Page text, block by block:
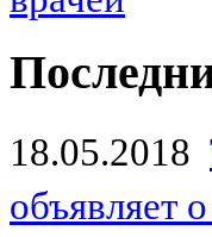
18.05.2018
объявляет